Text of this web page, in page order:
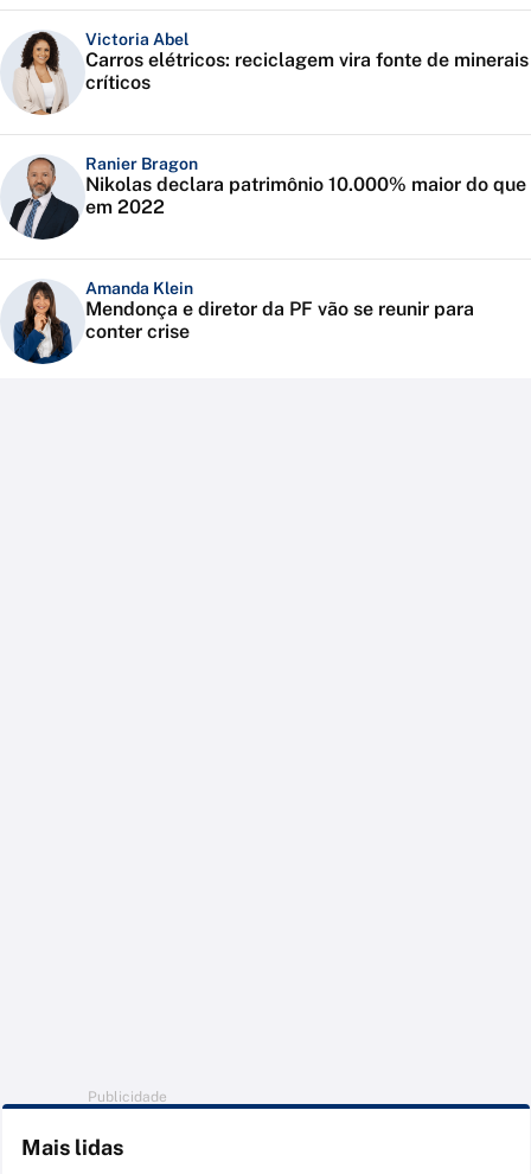
Victoria Abel
Carros elétricos: reciclagem vira fonte de minerais
críticos
Ranier Bragon
Nikolas declara patrimônio 10.000% maior do que
em 2022
Amanda Klein
Mendonça e diretor da PF vão se reunir para
conter crise
Publicidade
Mais lidas